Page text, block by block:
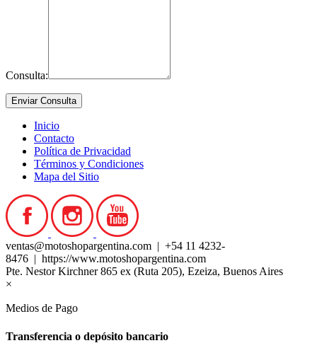
Consulta:
Inicio
Contacto
Política de Privacidad
Términos y Condiciones
Mapa del Sitio
ventas@motoshopargentina.com | +54 11 4232-
8476 | https://www.motoshopargentina.com
Pte. Nestor Kirchner 865 ex (Ruta 205), Ezeiza, Buenos Aires
×
Medios de Pago
Transferencia o depósito bancario